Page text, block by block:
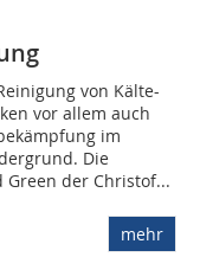
von Kälte-
vor allem auch
im
Die
der Christof...
mehr